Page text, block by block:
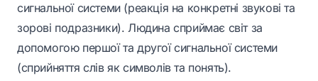
сигнальної системи (реакція на конкретні звукові та
зорові подразники). Людина сприймає світ за
допомогою першої та другої сигнальної системи
(сприйняття слів як символів та понять).